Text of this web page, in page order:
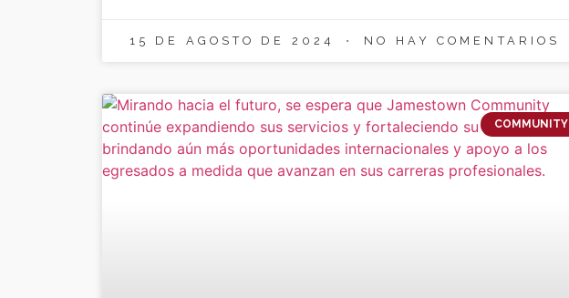
15 DE AGOSTO DE 2024 NO HAY COMENTARIOS
COMMUNITY